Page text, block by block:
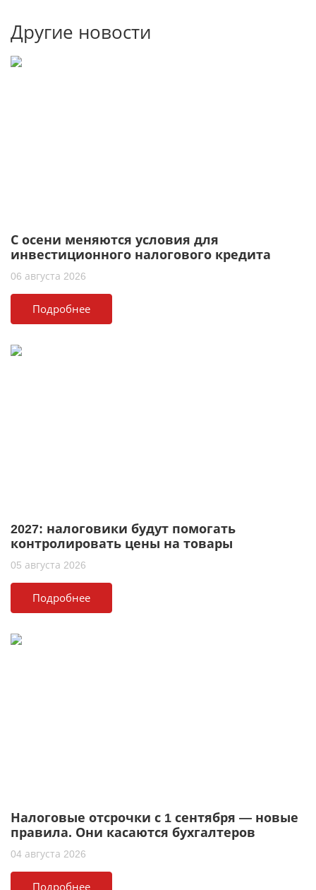
Другие новости
С осени меняются условия для
инвестиционного налогового кредита
06 августа 2026
Подробнее
2027: налоговики будут помогать
контролировать цены на товары
05 августа 2026
Подробнее
Налоговые отсрочки с 1 сентября — новые
правила. Они касаются бухгалтеров
04 августа 2026
Подробнее